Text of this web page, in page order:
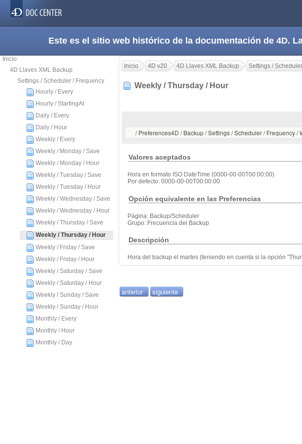
Este es el sitio web histórico de la documentación de 4D.
Inicio
4D Llaves XML Backup
Settings / Scheduler / Frequency
Hourly / Every
Hourly / StartingAt
Daily / Every
Daily / Hour
Weekly / Every
Weekly / Monday / Save
Weekly / Monday / Hour
Weekly / Tuesday / Save
Weekly / Tuesday / Hour
Weekly / Wednesday / Save
Weekly / Wednesday / Hour
Weekly / Thursday / Save
Weekly / Thursday / Hour
Weekly / Friday / Save
Weekly / Friday / Hour
Weekly / Saturday / Save
Weekly / Saturday / Hour
Weekly / Sunday / Save
Weekly / Sunday / Hour
Monthly / Every
Monthly / Hour
Monthly / Day
Inicio 4D v20 4D Llaves XML Backup Settings /
Weekly / Thursday / Hour
/ Preferences4D / Backup / Settings / Scheduler / Frequency /
Valores aceptados
Hora en formato ISO DateTime (0000-00-00T00:00:00)
Por defecto: 0000-00-00T00:00:00
Opción equivalente en las Preferencias
Página: Backup/Scheduler
Grupo: Frecuencia del Backup
Descripción
Hora del backup el martes (teniendo en cuenta si la opción
anterior siguiente